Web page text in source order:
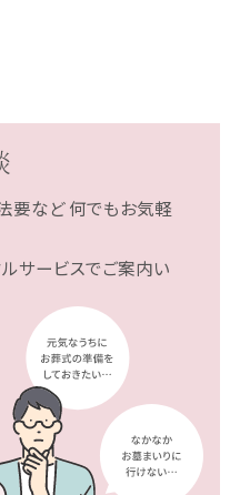
要など何でもお気軽
ルサービスでご案内い